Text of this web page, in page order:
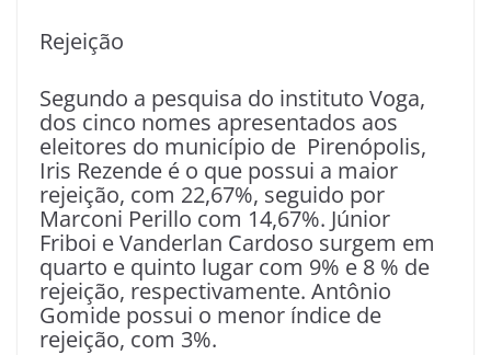
Rejeição
Segundo a pesquisa do instituto Voga,
dos cinco nomes apresentados aos
eleitores do município de Pirenópolis,
Iris Rezende é o que possui a maior
rejeição, com 22,67%, seguido por
Marconi Perillo com 14,67%. Júnior
Friboi e Vanderlan Cardoso surgem em
quarto e quinto lugar com 9% e 8 % de
rejeição, respectivamente. Antônio
Gomide possui o menor índice de
rejeição, com 3%.